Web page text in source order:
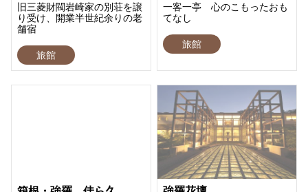
旧三菱財閥岩崎家の別荘を譲
り受け、開業半世紀余りの老
舗宿
旅館
一客一亭 心のこもったおも
てなし
旅館